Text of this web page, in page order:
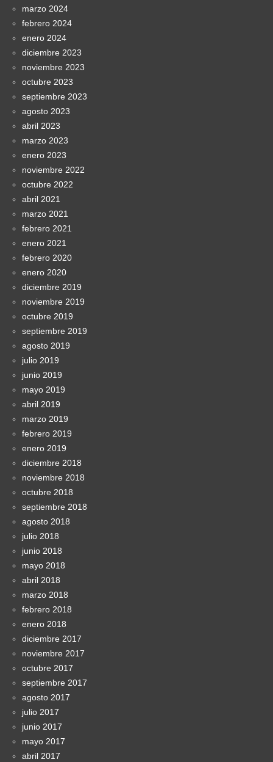
marzo 2024
febrero 2024
enero 2024
diciembre 2023
noviembre 2023
octubre 2023
septiembre 2023
agosto 2023
abril 2023
marzo 2023
enero 2023
noviembre 2022
octubre 2022
abril 2021
marzo 2021
febrero 2021
enero 2021
febrero 2020
enero 2020
diciembre 2019
noviembre 2019
octubre 2019
septiembre 2019
agosto 2019
julio 2019
junio 2019
mayo 2019
abril 2019
marzo 2019
febrero 2019
enero 2019
diciembre 2018
noviembre 2018
octubre 2018
septiembre 2018
agosto 2018
julio 2018
junio 2018
mayo 2018
abril 2018
marzo 2018
febrero 2018
enero 2018
diciembre 2017
noviembre 2017
octubre 2017
septiembre 2017
agosto 2017
julio 2017
junio 2017
mayo 2017
abril 2017